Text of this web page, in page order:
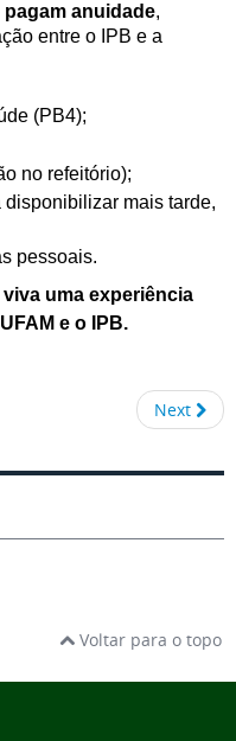
pagam anuidade,
entre o IPB e a
(PB4);
no refeitório);
mais tarde,
pessoais.
uma experiência
e o IPB.
Next
Voltar para o topo